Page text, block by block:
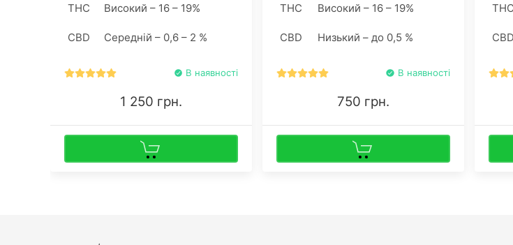
урожаїв. Висота кущів залежить від
сантиметрів, так і подолати метрову
THC Високий – 16 – 19%
CBD Середній – 0,6 – 2 %
В наявності
1 250 грн.
формує велику центральну колу і
THC Високий – 16 – 19%
CBD Низький – до 0,5 %
В наявності
750 грн.
THC
CBD